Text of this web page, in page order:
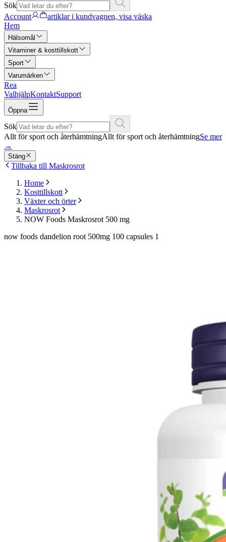
Sök
Account
artiklar i kundvagnen, visa väska
Hem
Hälsomål
Vitaminer & kosttillskott
Sport
Varumärken
Rea
ValhjälpKontaktSupport
Öppna
Sök
Allt för sport och återhämtningAllt för sport och återhämtningSe mer
→
Stäng
Tillbaka till Maskrosrot
Home
Kosttillskott
Växter och örter
Maskrosrot
NOW Foods Maskrosrot 500 mg
now foods dandelion root 500mg 100 capsules 1